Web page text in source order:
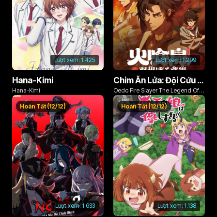
Tập 118 Tập 119 Tập 120
Tập 121 Tập 122 Tập 123
Tập 124 Tập 125 Tập 126
Tập 127 Tập 128 Tập 129
Tập 130 Tập 131 Tập 132
Tập 133 Tập 134 Tập 135
Tập 136 Tập 137 Tập 138
Tập 139 Tập 140 Tập 141
Tập 142 Tập 143 Tập 144
Tập 145 Tập 146 Tập 147
Tập 148 Tập 149 Tập 150
Lượt xem: 1.425
Hana-Kimi
Hana-Kimi
Lượt xem:1.299
Chim Ăn Lửa: Đội Cứu Hỏa Rách Rưới Vùng Ushu
Oedo Fire Slayer The Legend Of
Phoenix
Lượt xem: 1.633
Hoàn Tất (12/12)
Lượt xem: 1.138
Hoàn Tất (12/12)